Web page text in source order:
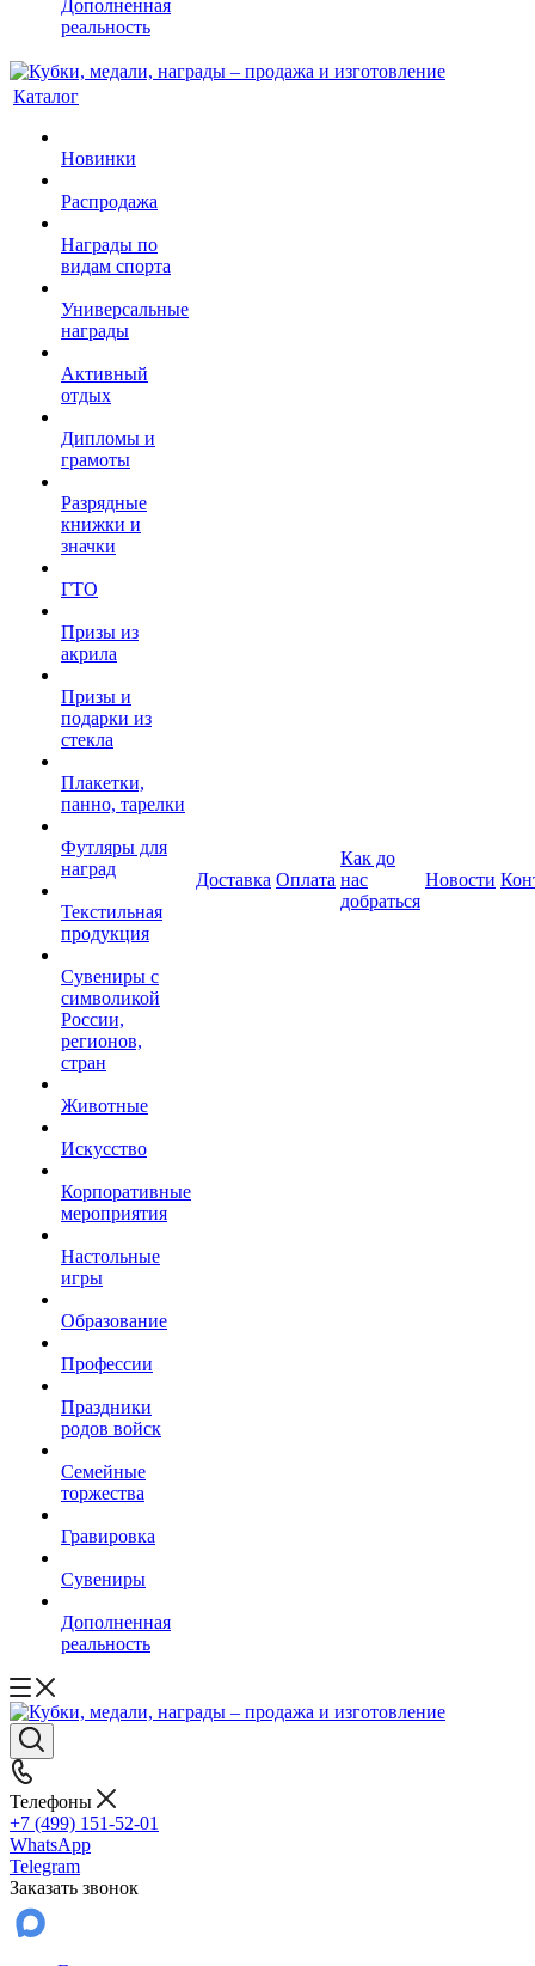
Дополненная
реальность
Каталог
Новинки
Распродажа
Награды по
видам спорта
Универсальные
награды
Активный
отдых
Дипломы и
грамоты
Разрядные
книжки и
значки
ГТО
Призы из
акрила
Призы и
подарки из
стекла
Плакетки,
панно, тарелки
Футляры для
наград
Текстильная
продукция
Сувениры с
символикой
России,
регионов,
стран
Животные
Искусство
Корпоративные
мероприятия
Настольные
игры
Образование
Профессии
Праздники
родов войск
Семейные
торжества
Гравировка
Сувениры
Дополненная
реальность
Доставка Оплата
Как до
нас
добраться
Новости
Телефоны
+7 (499) 151-52-01
WhatsApp
Telegram
Заказать звонок